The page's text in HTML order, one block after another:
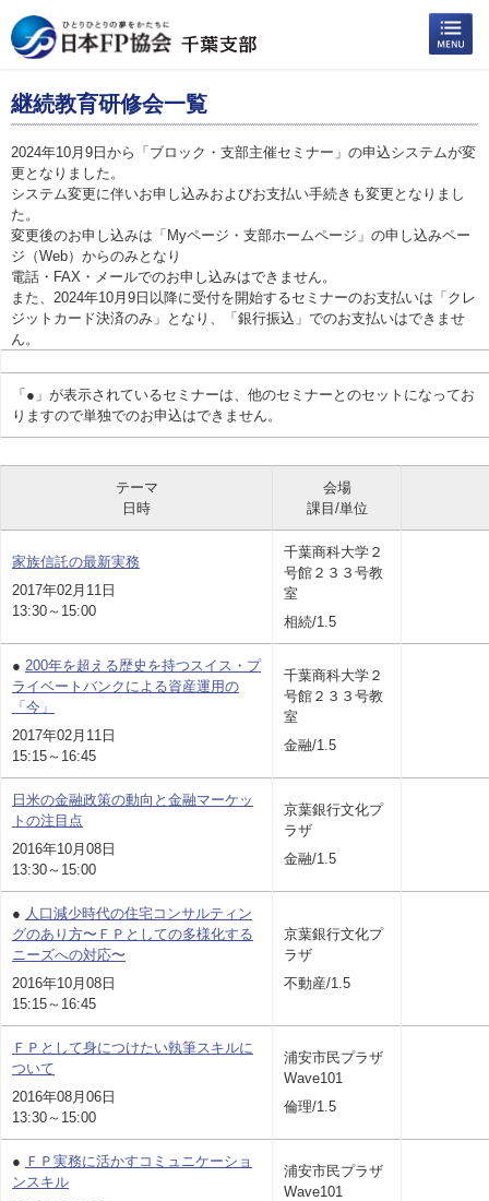
継続教育研修会一覧
2024年10月9日から「ブロック・支部主催セミナー」の申込システムが変
更となりました。
システム変更に伴いお申し込みおよびお支払い手続きも変更となりまし
た。
変更後のお申し込みは「Myページ・支部ホームページ」の申し込みペー
ジ（Web）からのみとなり
電話・FAX・メールでのお申し込みはできません。
また、2024年10月9日以降に受付を開始するセミナーのお支払いは「クレ
ジットカード決済のみ」となり、「銀行振込」でのお支払いはできませ
ん。
「●」が表示されているセミナーは、他のセミナーとのセットになってお
りますので単独でのお申込はできません。
テーマ
日時
会場
課目/単位
家族信託の最新実務
2017年02月11日
13:30～15:00
千葉商科大学２
号館２３３号教
室
相続/1.5
● 200年を超える歴史を持つスイス・プ
ライベートバンクによる資産運用の
「今」
2017年02月11日
15:15～16:45
千葉商科大学２
号館２３３号教
室
金融/1.5
日米の金融政策の動向と金融マーケッ
トの注目点
2016年10月08日
13:30～15:00
京葉銀行文化プ
ラザ
金融/1.5
● 人口減少時代の住宅コンサルティン
グのあり方〜ＦＰとしての多様化する
ニーズへの対応〜
2016年10月08日
15:15～16:45
京葉銀行文化プ
ラザ
不動産/1.5
ＦＰとして身につけたい執筆スキルに
ついて
2016年08月06日
13:30～15:00
浦安市民プラザ
Wave101
倫理/1.5
● ＦＰ実務に活かすコミュニケーショ
ンスキル
浦安市民プラザ
Wave101